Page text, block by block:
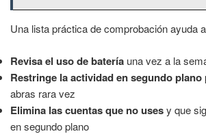
Una lista práctica de comprobación ayuda
Revisa el uso de batería una vez a la
Restringe la actividad en segundo plano
abras rara vez
Elimina las cuentas que no usesy que
en segundo plano